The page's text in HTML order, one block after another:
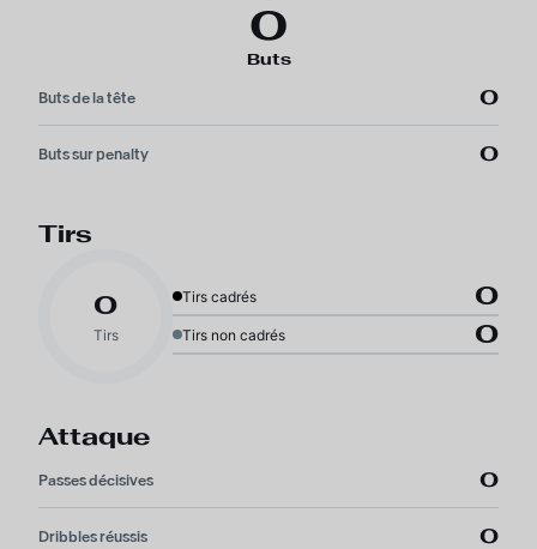
0
Buts
Buts de la tête 0
Buts sur penalty 0
Tirs
0
Tirs
Tirs cadrés 0
Tirs non cadrés 0
Attaque
Passes décisives 0
Dribbles réussis 0